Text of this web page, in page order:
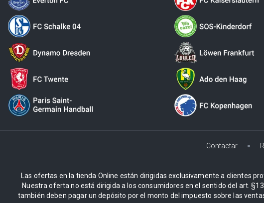
Contactar
Las ofertas en la tienda Online están dirigidas exclusivamente a clientes
Nuestra oferta no está dirigida a los consumidores en el sentido del art.
también deben pagar un depósito por el monto del impuesto sobre las